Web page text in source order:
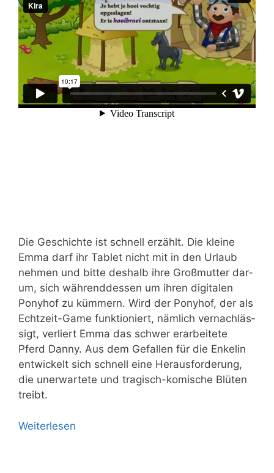
Die Geschich­te ist schnell erzählt. Die klei­ne
Emma darf ihr Tablet nicht mit in den Urlaub
neh­men und bit­te des­halb ihre Groß­mutter dar­
um, sich wäh­rend­des­sen um ihren digi­ta­len
Pony­hof zu küm­mern. Wird der Pony­hof, der als
Echt­zeit-Game funk­tio­niert, näm­lich ver­nach­läs­
sigt, ver­liert Emma das schwer erar­bei­te­te
Pferd Dan­ny. Aus dem Gefal­len für die Enke­lin
ent­wi­ckelt sich schnell eine Her­aus­for­de­rung,
die uner­war­te­te und tra­gisch-komi­sche Blü­ten
treibt.
Wei­ter­le­sen